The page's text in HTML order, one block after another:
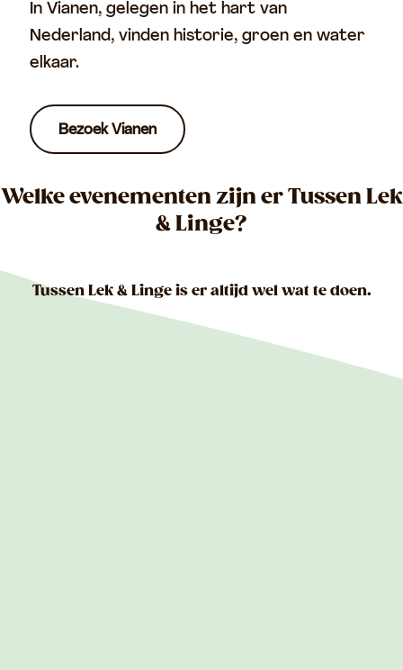
In Vianen, gelegen in het hart van
Nederland, vinden historie, groen en water
elkaar.
Bezoek Vianen
Welke evenementen zijn er Tussen Lek
& Linge?
Tussen Lek & Linge is er altijd wel wat te doen.